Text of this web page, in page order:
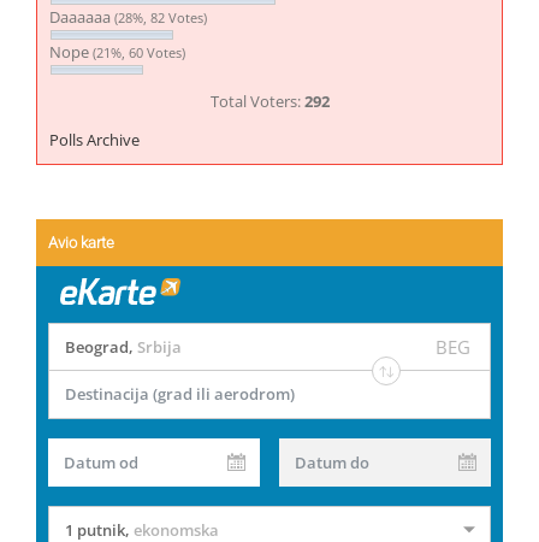
Daaaaaa (28%, 82 Votes)
Nope (21%, 60 Votes)
Total Voters:292
Polls Archive
Avio karte
Beograd, Srbija BEG
Destinacija (grad ili aerodrom)
Datum od Datum do
1 putnik, ekonomska